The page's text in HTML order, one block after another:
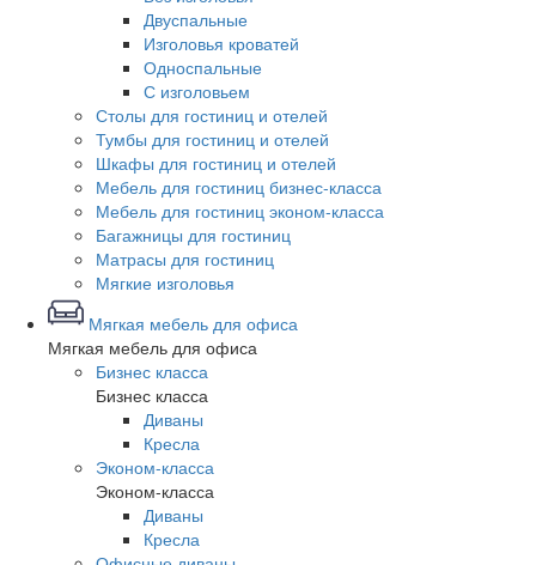
Двуспальные
Изголовья кроватей
Односпальные
С изголовьем
Столы для гостиниц и отелей
Тумбы для гостиниц и отелей
Шкафы для гостиниц и отелей
Мебель для гостиниц бизнес-класса
Мебель для гостиниц эконом-класса
Багажницы для гостиниц
Матрасы для гостиниц
Мягкие изголовья
Мягкая мебель для офиса
Мягкая мебель для офиса
Бизнес класса
Бизнес класса
Диваны
Кресла
Эконом-класса
Эконом-класса
Диваны
Кресла